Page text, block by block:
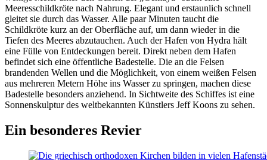
Meeresschildkröte nach Nahrung. Elegant und erstaunlich schnell
gleitet sie durch das Wasser. Alle paar Minuten taucht die
Schildkröte kurz an der Oberfläche auf, um dann wieder in die
Tiefen des Meeres abzutauchen. Auch der Hafen von Hydra hält
eine Fülle von Entdeckungen bereit. Direkt neben dem Hafen
befindet sich eine öffentliche Badestelle. Die an die Felsen
brandenden Wellen und die Möglichkeit, von einem weißen Felsen
aus mehreren Metern Höhe ins Wasser zu springen, machen diese
Badestelle besonders anziehend. In Sichtweite des Schiffes ist eine
Sonnenskulptur des weltbekannten Künstlers Jeff Koons zu sehen.
Ein besonderes Revier